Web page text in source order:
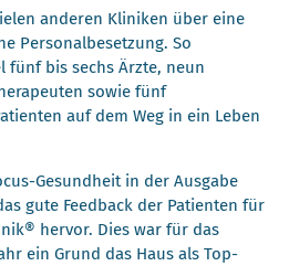
anderen Kliniken über eine
Personalbesetzung. So
fünf bis sechs Ärzte, neun
sowie fünf
auf dem Weg in ein Leben
Gesundheit in der Ausgabe
gute Feedback der Patienten für
hervor. Dies war für das
ein Grund das Haus als Top-